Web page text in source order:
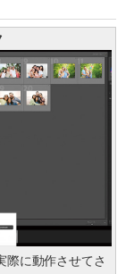
に動作させてさ